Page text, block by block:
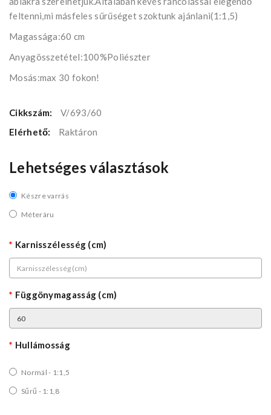
feltenni,mi másfeles sűrűséget szoktunk ajánlani(1:1,5)
Magassága:60 cm
Anyagösszetétel:100%Poliészter
Mosás:max 30 fokon!
Cikkszám:
V/693/60
Elérhető:
Raktáron
Lehetséges választások
Készre varrás
Méteráru
Karnisszélesség (cm)
Függönymagasság (cm)
Hullámosság
Normál - 1:1,5
Sűrű - 1:1,8